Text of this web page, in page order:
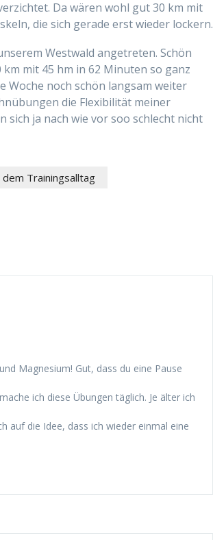
Da wären wohl gut 30 km mit
die sich gerade erst wieder lockern.
Westwald angetreten. Schön
mit 45 hm in 62 Minuten so ganz
Woche noch schön langsam weiter
die Flexibilität meiner
ja nach wie vor soo schlecht nicht
dem Trainingsalltag
Magnesium! Gut, dass du eine Pause
ich diese Übungen täglich. Je älter ich
auf die Idee, dass ich wieder einmal eine